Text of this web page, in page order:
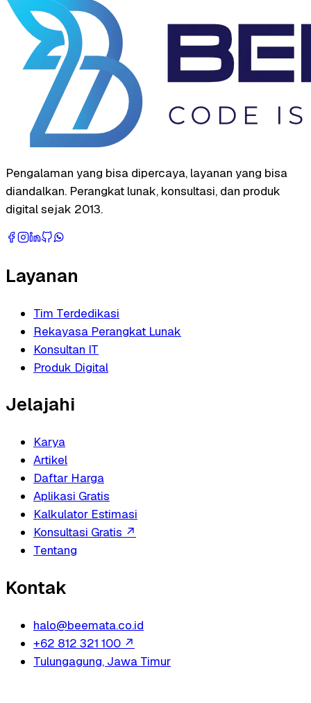
Pengalaman yang bisa dipercaya, layanan yang bisa
diandalkan. Perangkat lunak, konsultasi, dan produk
digital sejak 2013.
Layanan
Tim Terdedikasi
Rekayasa Perangkat Lunak
Konsultan IT
Produk Digital
Jelajahi
Karya
Artikel
Daftar Harga
Aplikasi Gratis
Kalkulator Estimasi
Konsultasi Gratis ↗
Tentang
Kontak
halo@beemata.co.id
+62 812 321 100 ↗
Tulungagung, Jawa Timur